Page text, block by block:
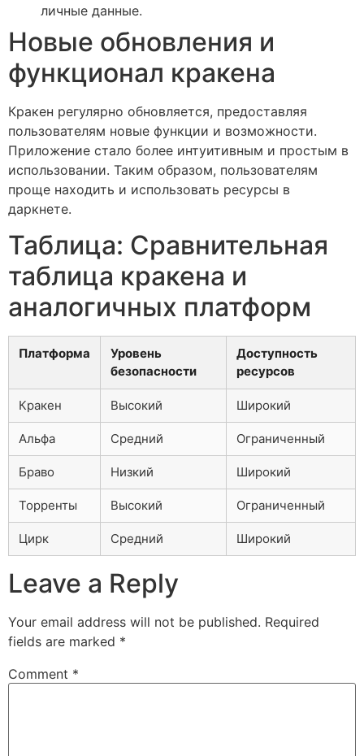
личные данные.
Новые обновления и
функционал кракена
Кракен регулярно обновляется, предоставляя
пользователям новые функции и возможности.
Приложение стало более интуитивным и простым в
использовании. Таким образом, пользователям
проще находить и использовать ресурсы в
даркнете.
Таблица: Сравнительная
таблица кракена и
аналогичных платформ
Платформа
Уровень
безопасности
Доступность
ресурсов
Кракен Высокий Широкий
Альфа Средний Ограниченный
Браво Низкий Широкий
Торренты Высокий Ограниченный
Цирк Средний Широкий
Leave a Reply
Your email address will not be published. Required
fields are marked *
Comment *